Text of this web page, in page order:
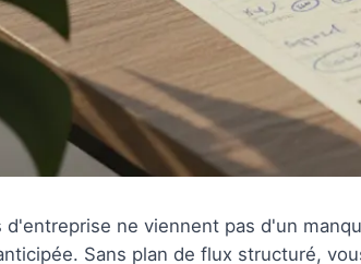
d'entreprise ne viennent pas d'un
Sans plan de flux structuré,